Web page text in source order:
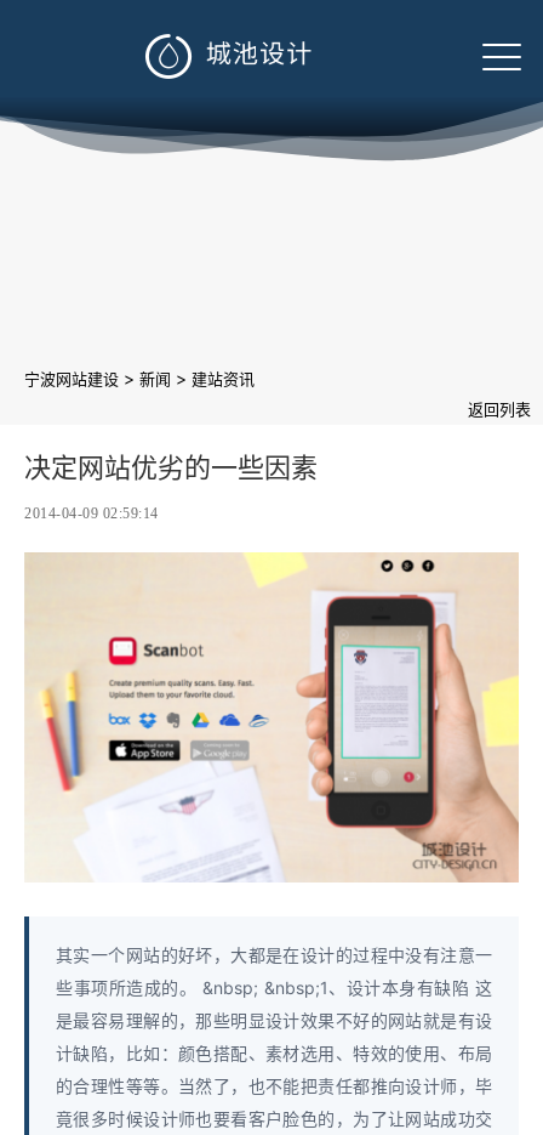

宁波网站建设 > 新闻 > 建站资讯
返回列表
决定网站优劣的一些因素
2014-04-09 02:59:14
其实一个网站的好坏，大都是在设计的过程中没有注意一
些事项所造成的。 &nbsp; &nbsp;1、设计本身有缺陷 这
是最容易理解的，那些明显设计效果不好的网站就是有设
计缺陷，比如：颜色搭配、素材选用、特效的使用、布局
的合理性等等。当然了，也不能把责任都推向设计师，毕
竟很多时候设计师也要看客户脸色的，为了让网站成功交